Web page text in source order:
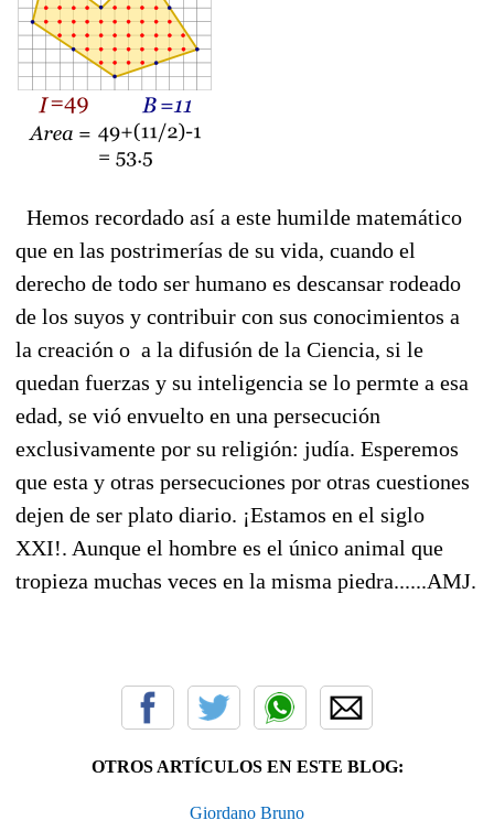
Hemos recordado así a este humilde matemático
que en las postrimerías de su vida, cuando el
derecho de todo ser humano es descansar rodeado
de los suyos y contribuir con sus conocimientos a
la creación o a la difusión de la Ciencia, si le
quedan fuerzas y su inteligencia se lo permte a esa
edad, se vió envuelto en una persecución
exclusivamente por su religión: judía. Esperemos
que esta y otras persecuciones por otras cuestiones
dejen de ser plato diario. ¡Estamos en el siglo
XXI!. Aunque el hombre es el único animal que
tropieza muchas veces en la misma piedra......AMJ.
OTROS ARTÍCULOS EN ESTE BLOG:
Giordano Bruno